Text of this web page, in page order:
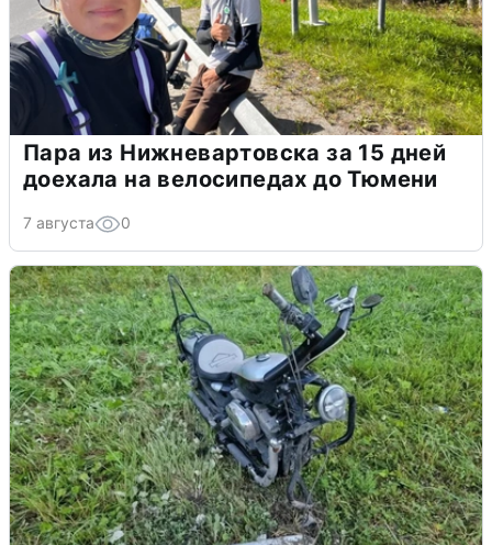
Пара из Нижневартовска за 15 дней
доехала на велосипедах до Тюмени
7 августа 0